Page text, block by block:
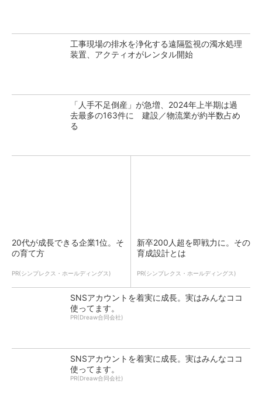
工事現場の排水を浄化する遠隔監視の濁水処理
装置、アクティオがレンタル開始
「人手不足倒産」が急増、2024年上半期は過
去最多の163件に 建設／物流業が約半数占め
る
20代が成長できる企業1位。そ
の育て方
PR(シンプレクス・ホールディングス)
新卒200人超を即戦力に。その
育成設計とは
PR(シンプレクス・ホールディングス)
SNSアカウントを着実に成長。実はみんなココ
使ってます。
PR(Dreaw合同会社)
SNSアカウントを着実に成長。実はみんなココ
使ってます。
PR(Dreaw合同会社)